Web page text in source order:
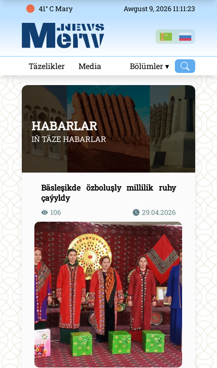
41° C Mary Awgust 9, 2026 11:11:24
Täzelikler Media Bölümler ▾
HABARLAR
IŇ TÄZE HABARLAR
Bäsleşikde özboluşly millilik ruhy
çaýyldy
106 29.04.2026